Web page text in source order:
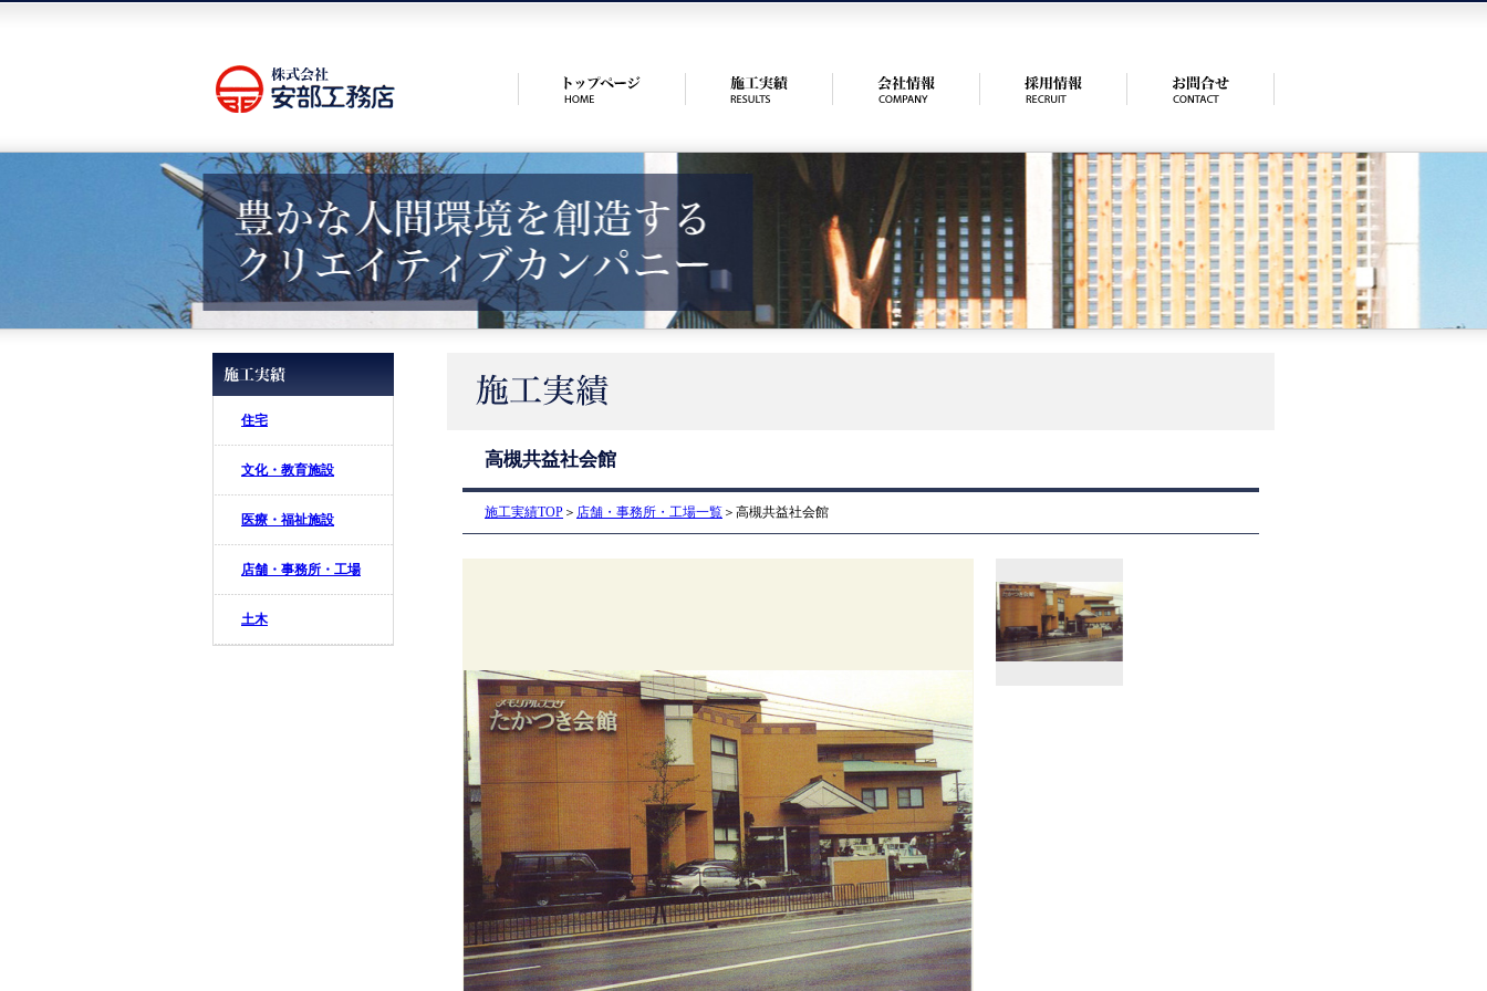
住宅
文化・教育施設
医療・福祉施設
店舗・事務所・工場
土木
高槻共益社会館
施工実績TOP ＞ 店舗・事務所・工場一覧 ＞高槻共益社会館